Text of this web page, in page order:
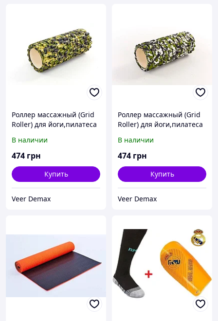
Роллер массажный (Grid
Roller) для йоги,пилатеса
14 см коричневый-
зеленый
В наличии
474 грн
Купить
Veer Demax
Роллер массажный (Grid
Roller) для йоги,пилатеса
14 см зеленый-белый
В наличии
474 грн
Купить
Veer Demax